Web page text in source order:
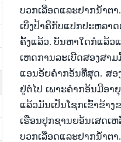
ບວກເລືອດແລະຢາກນ້ຳຕາ.
ເບິ່ງປ້າຄືກັບແປກປະຫລາດ
ຄັ້ງແລ້ວ. ບັນຫາໃດກໍແລ້ວ
ເຫດການລະເບີດສອງສາມ
ແອນອ້ຍຄຳກອ້ນທີ່ສຸດ. ສອ
ຢູ່ຕໍ່ໄປ ເພາະຄຳກອ້ນມີອາຍຸ
ແລ້ວມັນເປັນໂຊກເຂົ້າຂ້າງ
ເຮືອນປຸກຊານຍອ້ນເສດເຫ
ບວກເລືອດແລະຢາກນ້ຳຕາ.